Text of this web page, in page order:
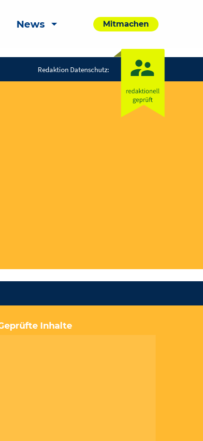
News Mitmachen
Redaktion Datenschutz:
Inhalte